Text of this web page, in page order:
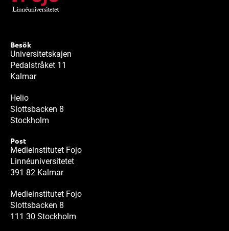
Besök
Universitetskajen
Pedalstråket 11
Kalmar
Helio
Slottsbacken 8
Stockholm
Post
Medieinstitutet Fojo
Linnéuniversitetet
391 82 Kalmar
Medieinstitutet Fojo
Slottsbacken 8
111 30 Stockholm